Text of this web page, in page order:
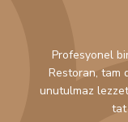
Profesyonel
Restoran, tam
unutulmaz
tat